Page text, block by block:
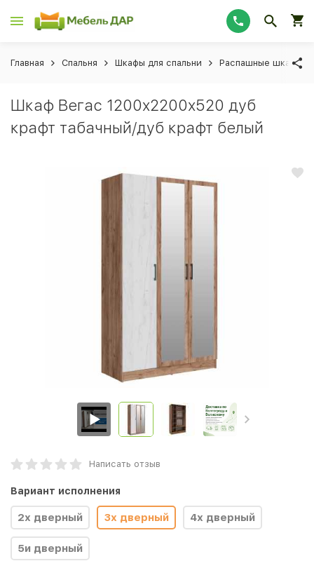
Главная Спальня Шкафы для спальни Распашные шкафы
Шкаф Вегас 1200x2200x520 дуб
крафт табачный/дуб крафт белый
Написать отзыв
Вариант исполнения
2х дверный 3х дверный 4х дверный
5и дверный